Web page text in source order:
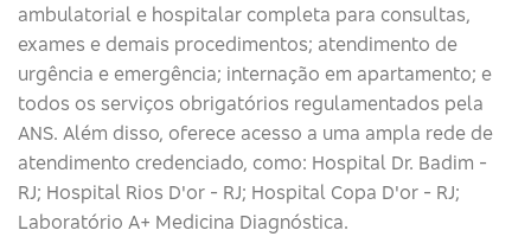
ambulatorial e hospitalar completa para consultas,
exames e demais procedimentos; atendimento de
urgência e emergência; internação em apartamento; e
todos os serviços obrigatórios regulamentados pela
ANS. Além disso, oferece acesso a uma ampla rede de
atendimento credenciado, como: Hospital Dr. Badim -
RJ; Hospital Rios D'or - RJ; Hospital Copa D'or - RJ;
Laboratório A+ Medicina Diagnóstica.